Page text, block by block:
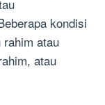
kondisi
rahim atau
atau